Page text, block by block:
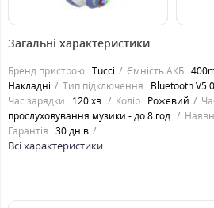
999 грн.
Загальні характеристики
Бренд пристрою Tucci Ємність АКБ
Накладні
Тип підключення Bluetooth V5.0
Час зарядки
120 хв. Колір Рожевий
прослуховування музики - до 8 год.
Гарантія 30 днів
Всі характеристики